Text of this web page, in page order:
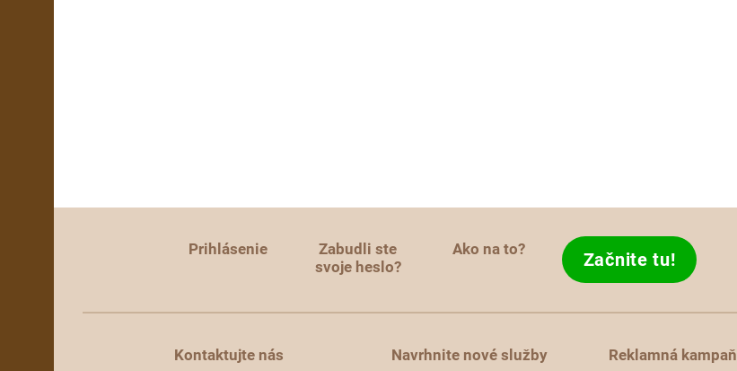
Prihlásenie
Zabudli ste
svoje heslo?
Ako na to? Začnite tu!
Kontaktujte nás Navrhnite nové služby Reklamná kampaň